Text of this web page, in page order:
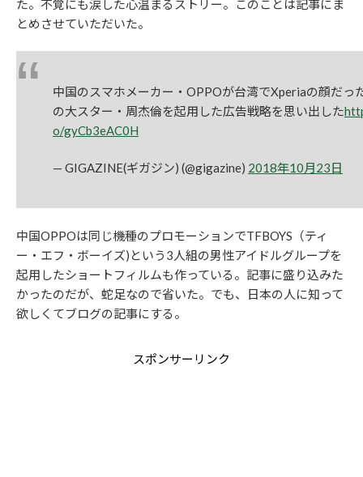
た。不覚にも涙した心温まるストリー。このことは記事にま
とめさせていただいた。
中国のスマホメーカー・OPPOが台湾でXperiaの顔だっ
の大スター・周杰倫を起用した広告戦略を思い出した
o/gyCb3eAC0H
— GIGAZINE(ギガジン) (@gigazine) 2018年10月23日
中国OPPOは同じ機種のプロモーションでTFBOYS（ティ
ー・エフ・ボーイズ)という3人組の男性アイドルグループを
起用したショートフィルムも作っている。記事に盛り込みた
かったのだが、蛇足なので省いた。でも、日本の人に知って
欲しくてブログの記事にする。
スポンサーリンク